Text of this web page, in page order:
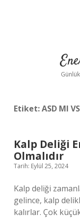
Etiket:ASD MI
Kalp Deliği
Olmalıdır
Tarih: Eylül 25, 2024
Kalp deliği
gelince, kalp
kalırlar. Çok